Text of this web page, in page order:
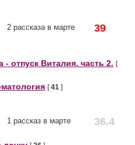
2 рассказа в марте 39
отпуск Виталия. часть 2. [
[41 ]
1 рассказ в марте 36.4